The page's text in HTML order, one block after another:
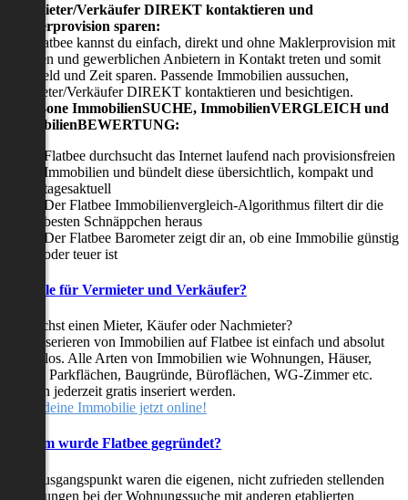
Viermieter/Verkäufer DIREKT kontaktieren und
Maklerprovision sparen:
Mit Flatbee kannst du einfach, direkt und ohne Maklerprovision mit
privaten und gewerblichen Anbietern in Kontakt treten und somit
viel Geld und Zeit sparen. Passende Immobilien aussuchen,
Vermieter/Verkäufer DIREKT kontaktieren und besichtigen.
All-in-one ImmobilienSUCHE, ImmobilienVERGLEICH und
ImmobilienBEWERTUNG:
Flatbee durchsucht das Internet laufend nach provisionsfreien
Immobilien und bündelt diese übersichtlich, kompakt und
tagesaktuell
Der Flatbee Immobilienvergleich-Algorithmus filtert dir die
besten Schnäppchen heraus
Der Flatbee Barometer zeigt dir an, ob eine Immobilie günstig
oder teuer ist
Vorteile für Vermieter und Verkäufer?
Du suchst einen Mieter, Käufer oder Nachmieter?
Das Inserieren von Immobilien auf Flatbee ist einfach und absolut
kostenlos. Alle Arten von Immobilien wie Wohnungen, Häuser,
Villen, Parkflächen, Baugründe, Büroflächen, WG-Zimmer etc.
können jederzeit gratis inseriert werden.
Stelle deine Immobilie jetzt online!
Warum wurde Flatbee gegründet?
Der Ausgangspunkt waren die eigenen, nicht zufrieden stellenden
Erfahrungen bei der Wohnungssuche mit anderen etablierten